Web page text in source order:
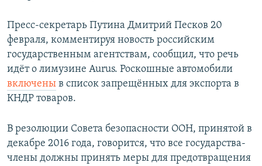
Пресс-секретарь Путина Дмитрий Песков 20
февраля, комментируя новость российским
государственным агентствам, сообщил, что речь
идёт о лимузине Aurus. Роскошные автомобили
включены в список запрещённых для экспорта в
КНДР товаров.
В резолюции Совета безопасности ООН, принятой в
декабре 2016 года, говорится, что все государства-
члены должны принять меры для предотвращения